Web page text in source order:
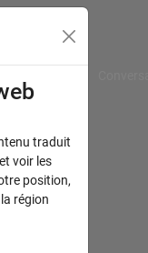
traduit
voir les
position,
région